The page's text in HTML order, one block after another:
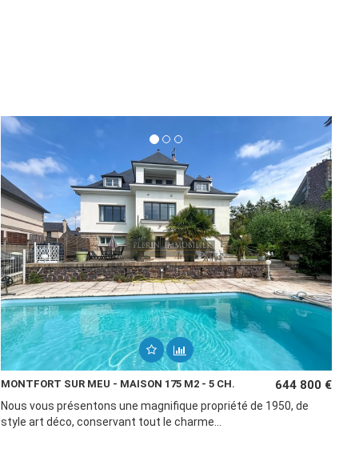
MONTFORT SUR MEU - MAISON 175 M2 - 5 CH. 644 800 €
Nous vous présentons une magnifique propriété de 1950, de
style art déco, conservant tout le charme...